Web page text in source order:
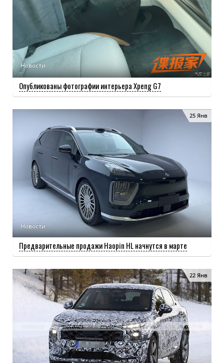
Новости
Опубликованы фотографии интерьера Xpeng G7
Новости
25 Янв
Предварительные продажи Haopin HL начнутся в марте
22 Янв